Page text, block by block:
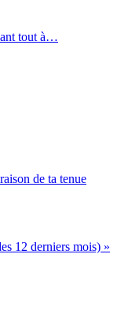
tout à…
de ta tenue
12 derniers mois) »